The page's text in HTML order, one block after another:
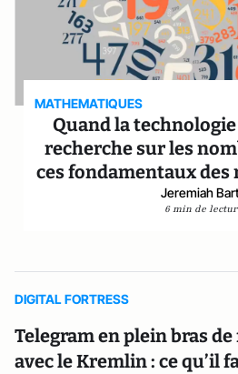
MATHEMATIQUES
Quand la
recherche sur les
ces fondamentaux
Jeremiah
6 min de
DIGITAL FORTRESS
Telegram en plein bras de
avec le Kremlin : ce qu’il